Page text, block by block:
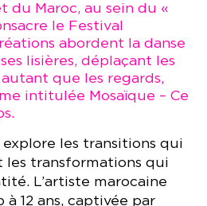
du Maroc, au sein du «
le Festival
abordent la danse
lisières, déplaçant les
que les regards,
intitulée Mosaïque – Ce
explore les transitions qui
les transformations qui
L’artiste marocaine
12 ans, captivée par